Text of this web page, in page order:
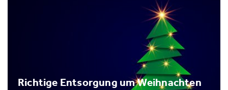
Richtige Entsorgung um Weihnachten